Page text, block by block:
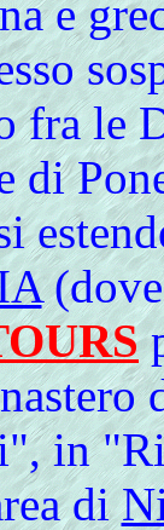
e
fra le
di
(dove
in
di